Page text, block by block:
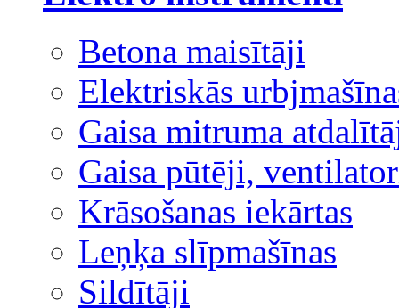
Betona maisītāji
Elektriskās
Gaisa mitruma
Gaisa pūtēji,
Krāsošanas iekārtas
Leņķa slīpmašīnas
Sildītāji